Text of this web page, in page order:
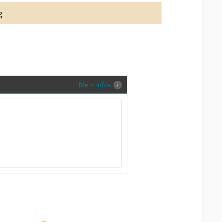
auch richtig in Szene zu setzen,
Trauringe-EFES Tragetasche inkl.
Sendung zu schützen und
Mehr Infos